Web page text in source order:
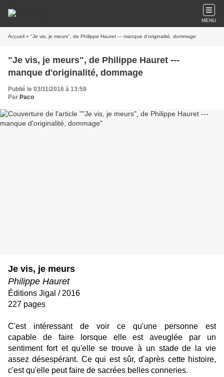
MENU
Accueil » "Je vis, je meurs", de Philippe Hauret --- manque d'originalité, dommage
"Je vis, je meurs", de Philippe Hauret ---
manque d'originalité, dommage
Publié le 03/11/2016 à 13:59
Par Paco
Je vis, je meurs
Philippe Hauret
Éditions Jigal / 2016
227 pages
C'est intéressant de voir ce qu'une personne est
capable de faire lorsque elle est aveuglée par un
sentiment fort et qu'elle se trouve à un stade de la vie
assez désespérant. Ce qui est sûr, d'après cette histoire,
c'est qu'elle peut faire de sacrées belles conneries.